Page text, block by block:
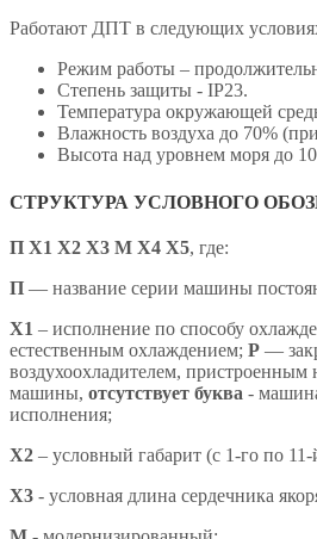
Работают ДПТ в следующих
Режим работы –
Степень защиты - IP23.
Температура окружающей
Влажность воздуха до 70%
Высота над уровнем моря до
СТРУКТУРА УСЛОВНОГО
П Х1 Х2 Х3 М Х4 X5, где:
П — название серии машины
X1 – исполнение по способу
естественным охлаждением; Р —
воздухоохладителем, пристроенным
машины, отсутствует буква -
исполнения;
X2 – условный габарит (с 1-го по 11-
X3 - условная длина сердечника